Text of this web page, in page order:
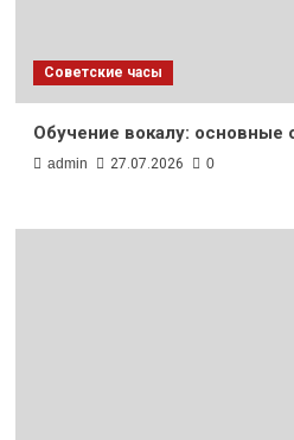
Советские часы
Обучение вокалу: основные
admin 27.07.2026 0